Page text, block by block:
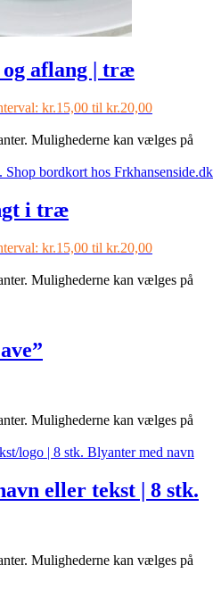
aflang | træ
kr.15,00 til kr.20,00
Mulighederne kan vælges på
i træ
kr.15,00 til kr.20,00
Mulighederne kan vælges på
Mulighederne kan vælges på
eller tekst | 8 stk.
Mulighederne kan vælges på